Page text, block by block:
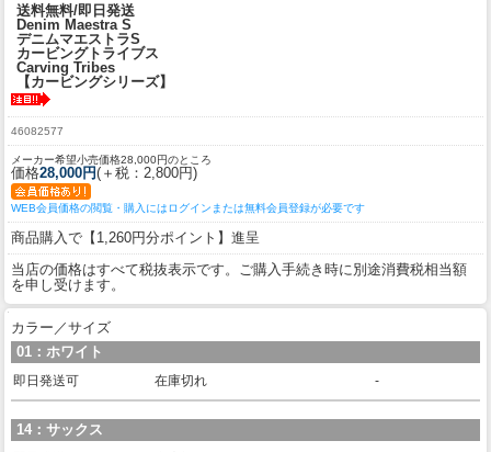
送料無料/即日発送
Denim Maestra S
デニムマエストラS
カービングトライブス
Carving Tribes
【カービングシリーズ】
46082577
メーカー希望小売価格28,000円のところ
価格28,000円(＋税：2,800円)
WEB会員価格の閲覧・購入にはログインまたは無料会員登録が必要です
商品購入で【1,260円分ポイント】進呈
当店の価格はすべて税抜表示です。ご購入手続き時に別途消費税相当額
を申し受けます。
カラー／サイズ
01：ホワイト
即日発送可 在庫切れ -
14：サックス